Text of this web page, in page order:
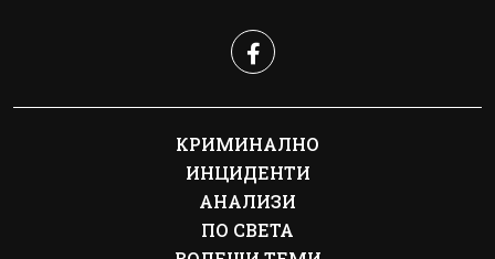
КРИМИНАЛНО
ИНЦИДЕНТИ
АНАЛИЗИ
ПО СВЕТА